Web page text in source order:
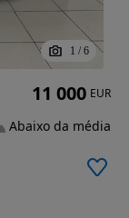
1 / 6
11 000 EUR
Abaixo da média